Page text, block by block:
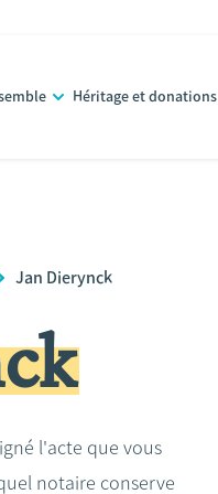
Héritage et donations
Jan Dierynck
l'acte que vous
notaire conserve